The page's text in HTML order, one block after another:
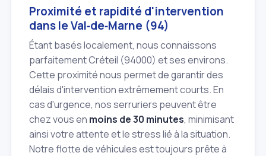
Proximité et rapidité d'intervention
dans le Val‑de‑Marne (94)
Étant basés localement, nous connaissons
parfaitement Créteil (94000) et ses environs.
Cette proximité nous permet de garantir des
délais d'intervention extrêmement courts. En
cas d'urgence, nos serruriers peuvent être
chez vous en moins de 30 minutes, minimisant
ainsi votre attente et le stress lié à la situation.
Notre flotte de véhicules est toujours prête à